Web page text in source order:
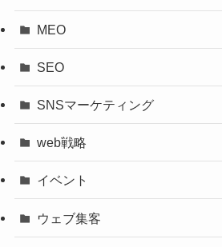
MEO
SEO
SNSマーケティング
web戦略
イベント
ウェブ集客